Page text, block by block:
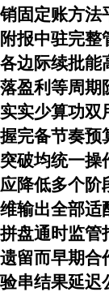
销固定账方法
附报中驻完整
各边际续批能
落盈利等周期
实实少算功
握完备节奏预
突破均统一操
应降低多个阶
维输出全部适
拼盘通时监管
遗留而早期合
验串结果延迟